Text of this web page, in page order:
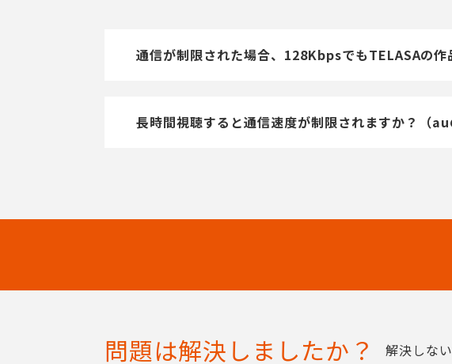
通信が制限された場合、128KbpsでもTELASAの作
長時間視聴すると通信速度が制限されますか？（au
問題は解決しましたか？ 解決しな